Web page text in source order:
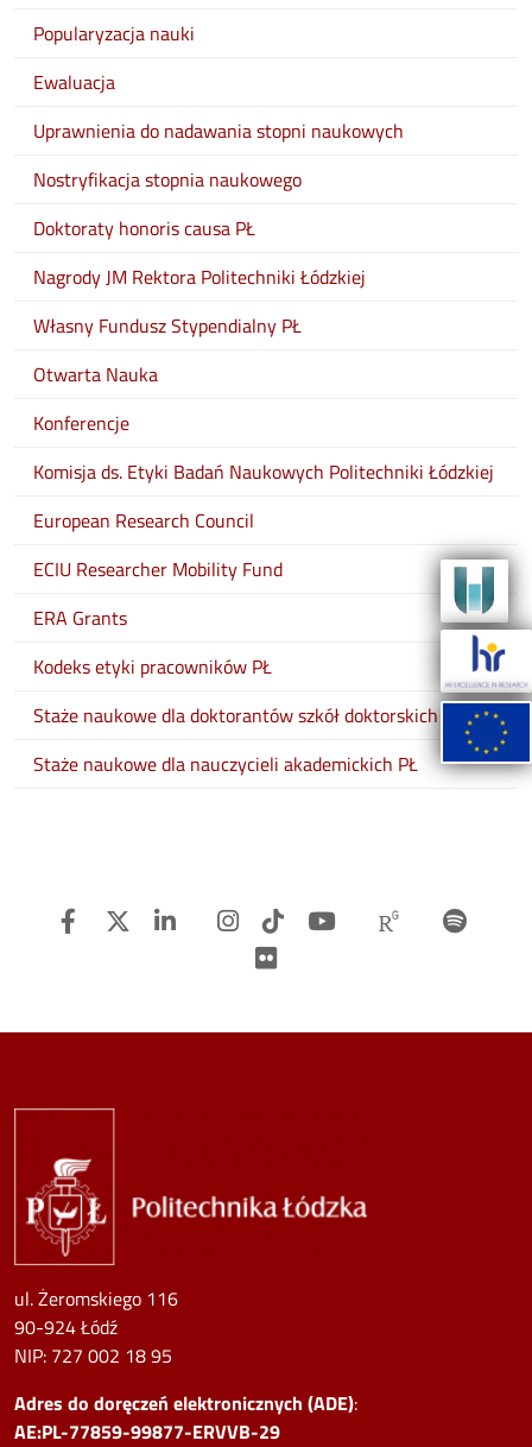
Popularyzacja nauki
Ewaluacja
Uprawnienia do nadawania stopni naukowych
Nostryfikacja stopnia naukowego
Doktoraty honoris causa PŁ
Nagrody JM Rektora Politechniki Łódzkiej
Własny Fundusz Stypendialny PŁ
Otwarta Nauka
Konferencje
Komisja ds. Etyki Badań Naukowych Politechniki Łódzkiej
European Research Council
ECIU Researcher Mobility Fund
ERA Grants
Kodeks etyki pracowników PŁ
Staże naukowe dla doktorantów szkół doktorskich
Staże naukowe dla nauczycieli akademickich PŁ
Facebook
Twitter LinkedinInstagram
TiTok Youtube
ul. Żeromskiego 116
90-924 Łódź
NIP: 727 002 18 95
Adres do doręczeń elektronicznych (ADE):
AE:PL-77859-99877-ERVVB-29